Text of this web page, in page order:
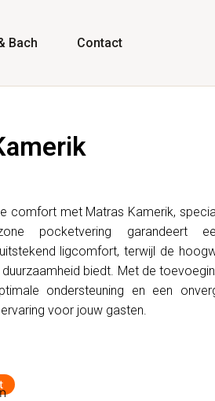
Bach Contact
comfort met Matras Kamerik,
pocketvering garandeert
ligcomfort, terwijl de
biedt. Met de
ondersteuning en een
voor jouw gasten.